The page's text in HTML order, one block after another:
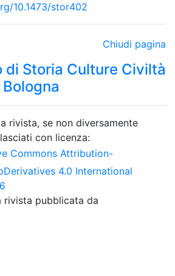
10.1473/stor402
Chiudi pagina
di Storia Culture Civiltà
rivista, se non diversamente
con licenza:
Commons Attribution-
4.0 International
rivista pubblicata da